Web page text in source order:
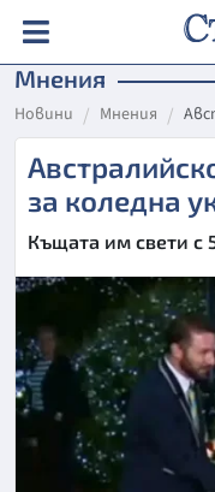
Мнения
Новини Мнения
за коледна
Къщата им свети с